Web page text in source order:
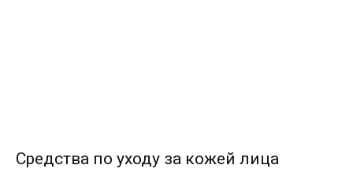
Средства по уходу за кожей лица